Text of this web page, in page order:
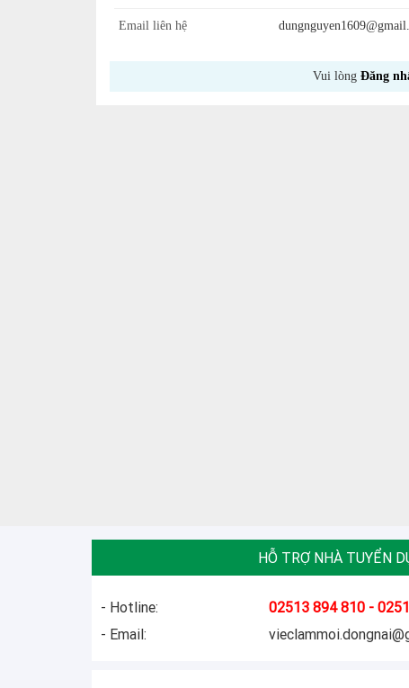
Email liên hệ
Vui lòng Đăng
HỖ TRỢ NHÀ TUYỂN
- Hotline:
02513 894 810 -
- Email: